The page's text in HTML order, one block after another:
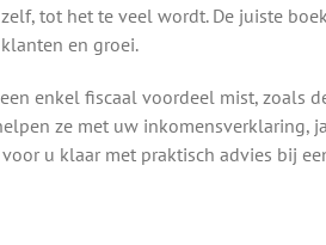
tot het te veel wordt. De juiste
en groei.
enkel fiscaal voordeel mist, zoals
ze met uw inkomensverklaring,
u klaar met praktisch advies bij